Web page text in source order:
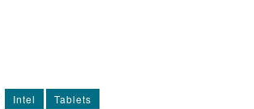
Intel Tablets